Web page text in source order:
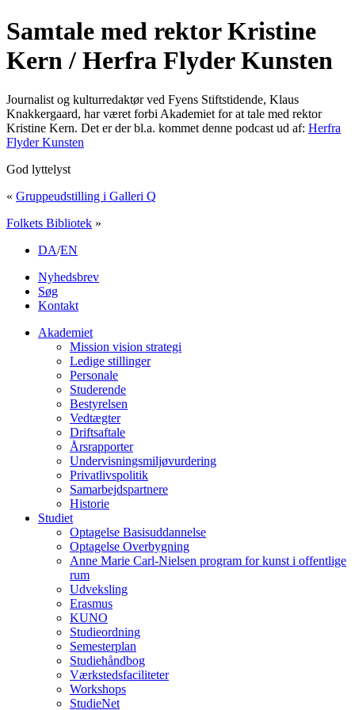
Samtale med rektor Kristine
Kern / Herfra Flyder Kunsten
Journalist og kulturredaktør ved Fyens Stiftstidende, Klaus
Knakkergaard, har været forbi Akademiet for at tale med rektor
Kristine Kern. Det er der bl.a. kommet denne podcast ud af: Herfra
Flyder Kunsten
God lyttelyst
« Gruppeudstilling i Galleri Q
Folkets Bibliotek »
DA/EN
Nyhedsbrev
Søg
Kontakt
Akademiet
Mission vision strategi
Ledige stillinger
Personale
Studerende
Bestyrelsen
Vedtægter
Driftsaftale
Årsrapporter
Undervisningsmiljøvurdering
Privatlivspolitik
Samarbejdspartnere
Historie
Studiet
Optagelse Basisuddannelse
Optagelse Overbygning
Anne Marie Carl-Nielsen program for kunst i offentlige
rum
Udveksling
Erasmus
KUNO
Studieordning
Semesterplan
Studiehåndbog
Værkstedsfaciliteter
Workshops
StudieNet